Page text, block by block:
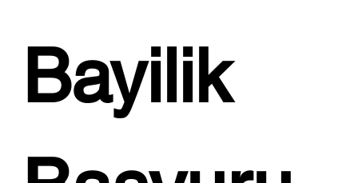
İSTİKBAL'DEN EVLENENLERE BÜYÜK
Bayilik